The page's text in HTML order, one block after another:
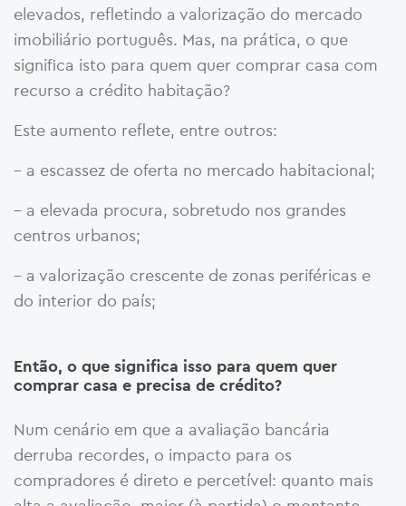
elevados, refletindo a valorização do mercado
imobiliário português. Mas, na prática, o que
significa isto para quem quer comprar casa com
recurso a crédito habitação?
Este aumento reflete, entre outros:
– a escassez de oferta no mercado habitacional;
– a elevada procura, sobretudo nos grandes
centros urbanos;
– a valorização crescente de zonas periféricas e
do interior do país;
Então, o que significa isso para quem quer
comprar casa e precisa de crédito?
Num cenário em que a avaliação bancária
derruba recordes, o impacto para os
compradores é direto e percetível: quanto mais